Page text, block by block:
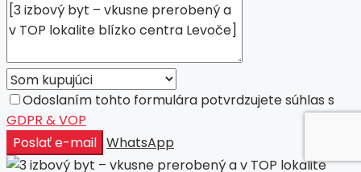
Odoslaním tohto formulára potvrdzujete súhlas s
GDPR & VOP
Poslať e-mail WhatsApp